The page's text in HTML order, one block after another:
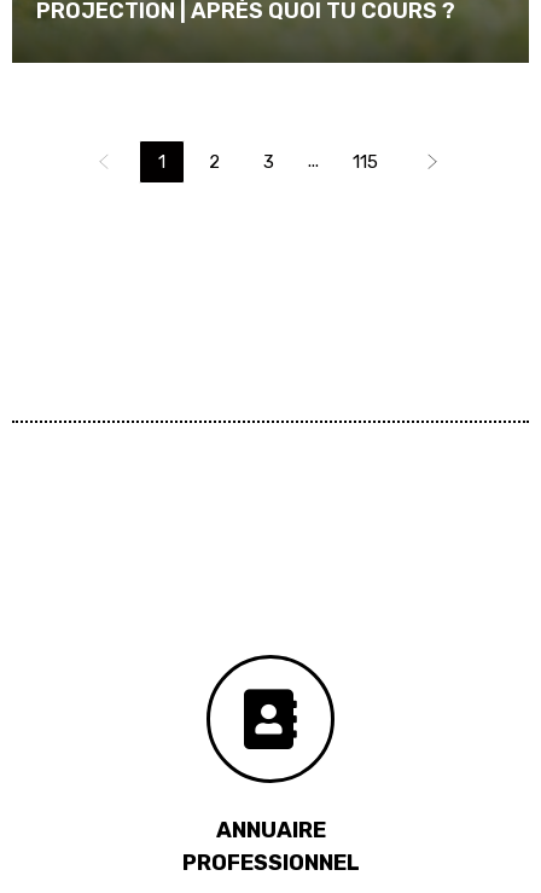
PROJECTION | APRÈS QUOI TU COURS ?
1 2 3 ... 115
ANNUAIRE
PROFESSIONNEL